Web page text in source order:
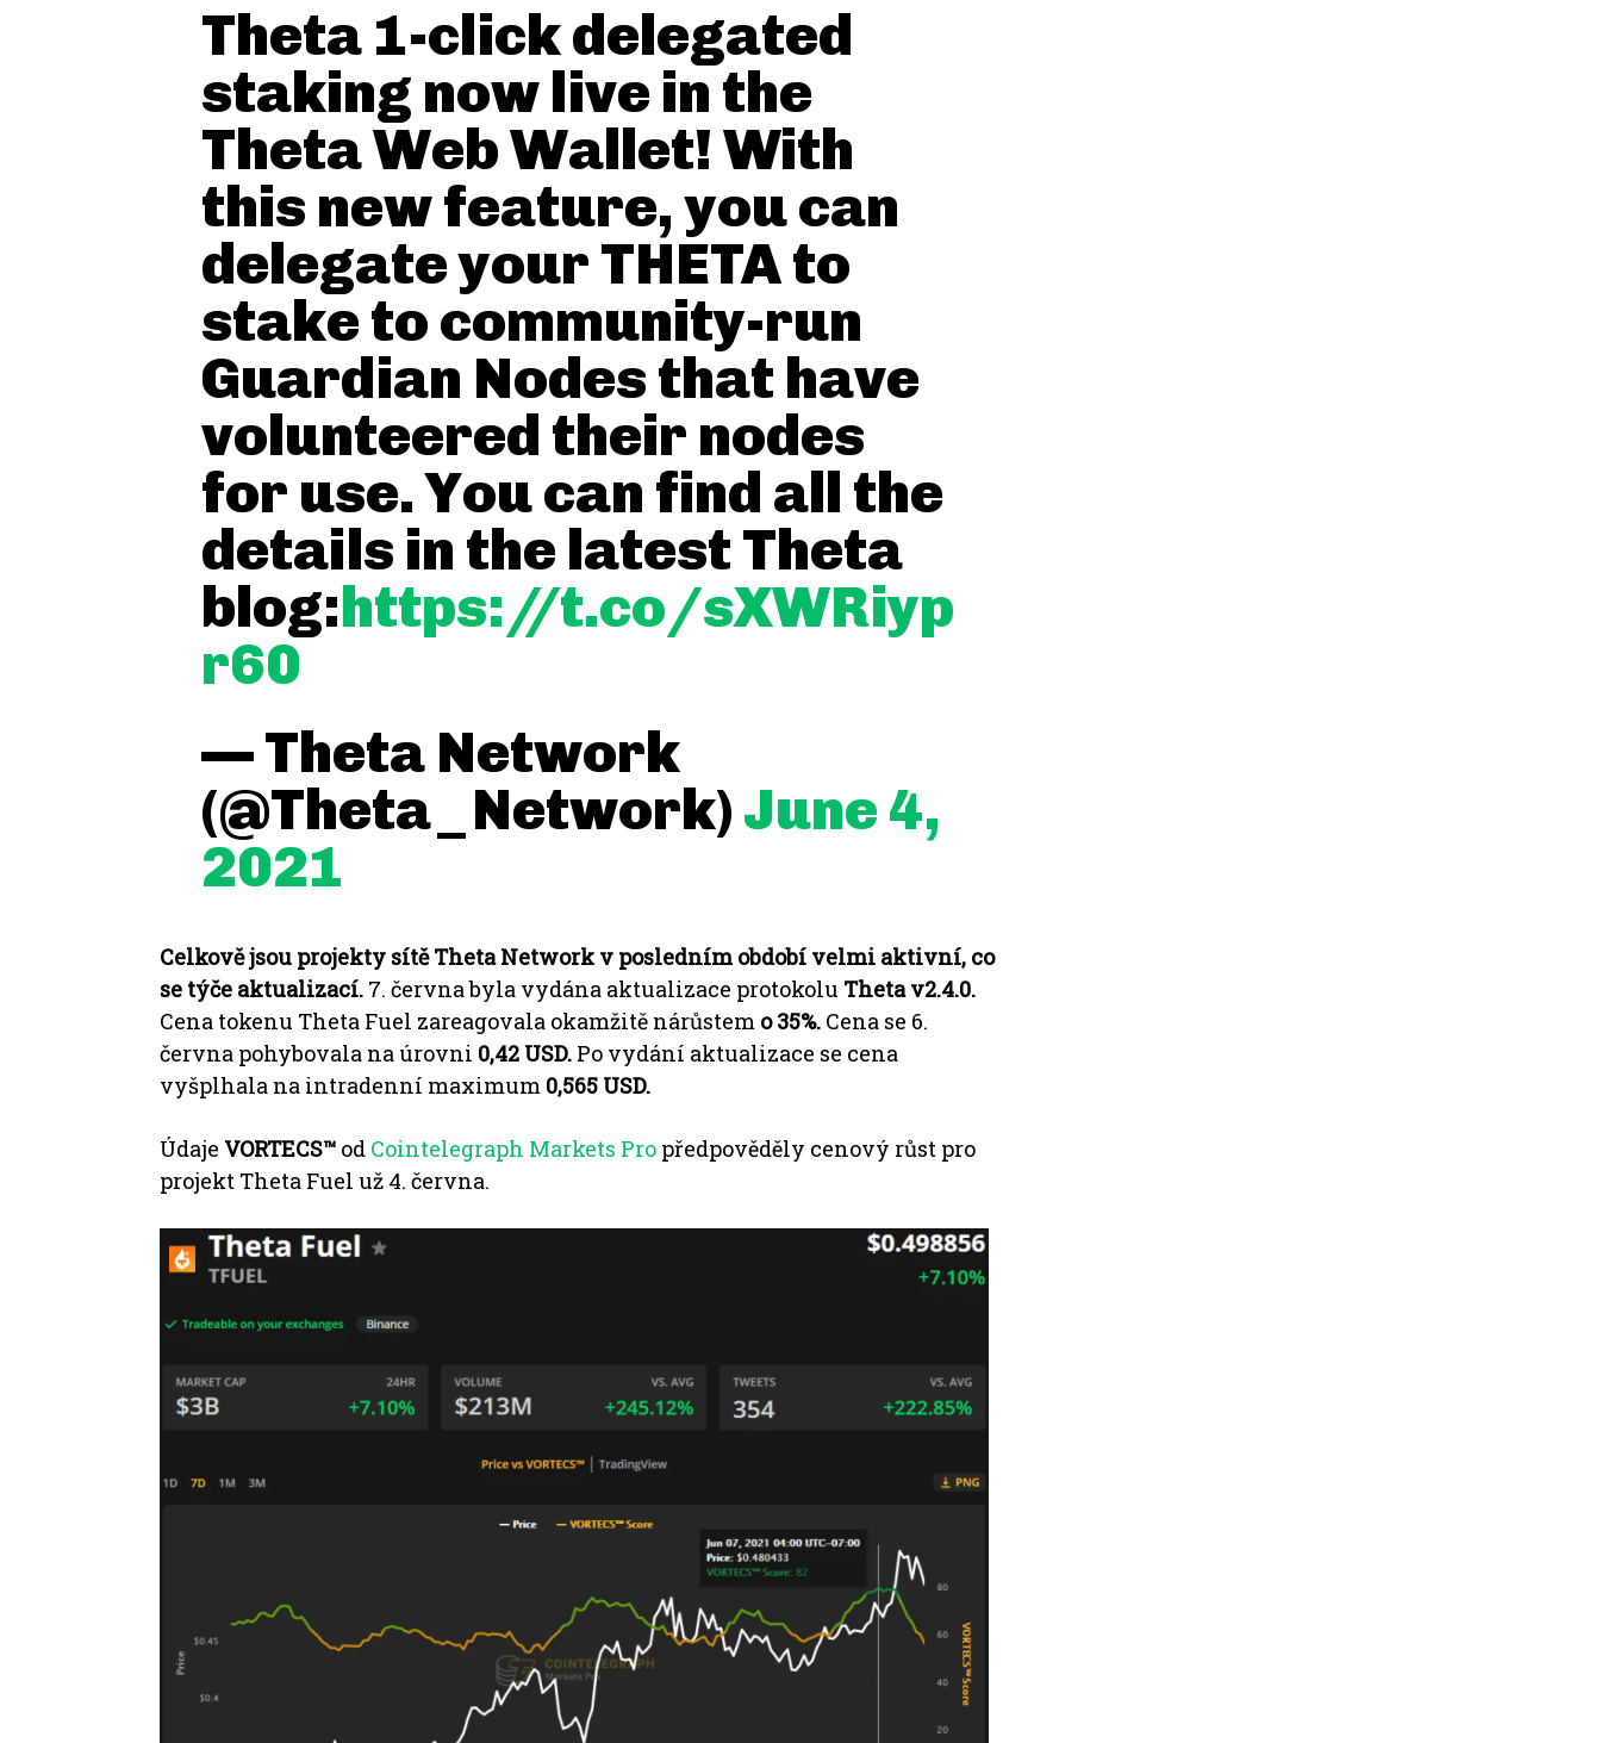
Theta 1-click delegated
staking now live in the
Theta Web Wallet! With
this new feature, you can
delegate your THETA to
stake to community-run
Guardian Nodes that have
volunteered their nodes
for use. You can find all the
details in the latest Theta
blog:https://t.co/sXWRiyp
r60
— Theta Network
(@Theta_Network)June 4,
2021
Celkově jsou projekty sítě Theta Network v posledním období velmi aktivní, co
se týče aktualizací. 7. června byla vydána aktualizace protokolu Theta v2.4.0.
Cena tokenu Theta Fuel zareagovala okamžitě nárůstem o 35%. Cena se 6.
června pohybovala na úrovni 0,42 USD. Po vydání aktualizace se cena
vyšplhala na intradenní maximum 0,565 USD.
Údaje VORTECS™ od Cointelegraph Markets Pro předpověděly cenový růst pro
projekt Theta Fuel už 4. června.